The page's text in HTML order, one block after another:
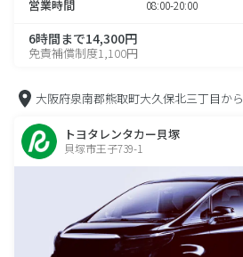
営業時間 08:00-20:00
6時間まで14,300円
免責補償制度1,100円
大阪府泉南郡熊取町大久保北三丁目から
トヨタレンタカー貝塚
貝塚市王子739-1